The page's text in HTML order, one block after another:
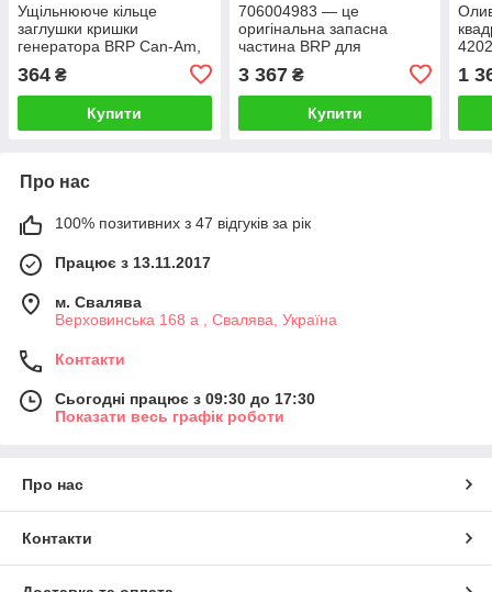
Ущільнююче кільце
заглушки кришки
генератора BRP Can-Am,
420430782 290430782
364 ₴
Купити
706004983 — це
оригінальна запасна
частина BRP для
3 367₴
Купити
1
Про нас
100% позитивних з 47 відгуків за рік
Працює з 13.11.2017
м. Свалява
Верховинська 168 а , Свалява, Україна
Контакти
Сьогодні працює з 09:30 до 17:30
Показати весь графік роботи
Про нас
Контакти